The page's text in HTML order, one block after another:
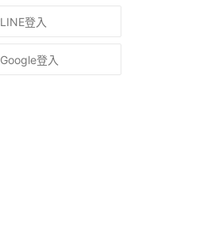
LINE登入
Google登入